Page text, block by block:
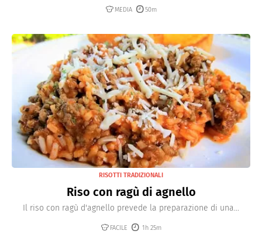
MEDIA 50m
RISOTTI TRADIZIONALI
Riso con ragù di agnello
Il riso con ragù d'agnello prevede la preparazione di una...
FACILE 1h 25m